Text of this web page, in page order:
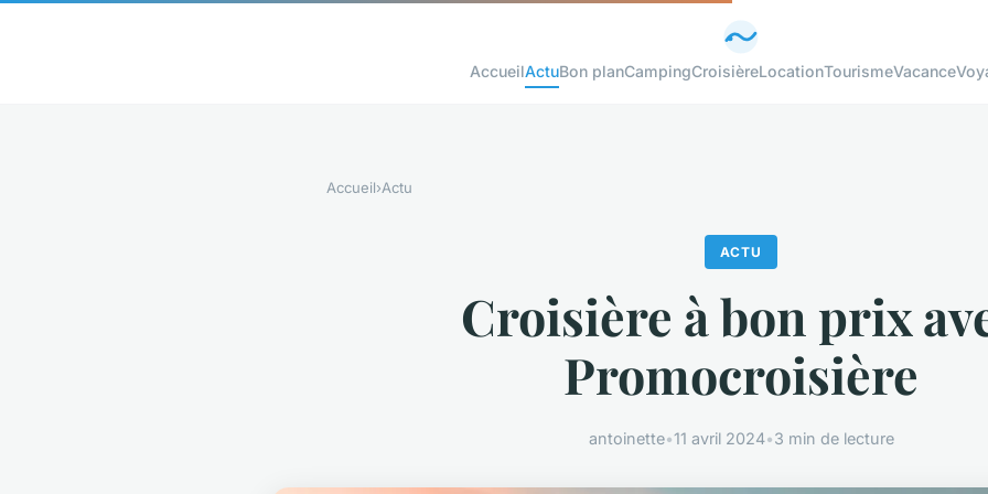
AccueilActuBon planCampingCroisièreLocationTourismeVacance
Accueil›Actu
ACTU
Croisière à bon prix
Promocroisière
antoinette•11 avril 2024•3 min de lecture